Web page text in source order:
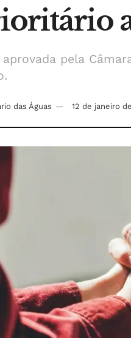
pela
das Águas 12 de janeiro